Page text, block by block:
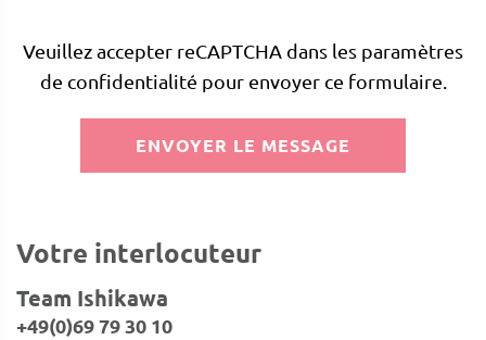
Veuillez accepter reCAPTCHA dans les paramètres
de confidentialité pour envoyer ce formulaire.
ENVOYER LE MESSAGE
Votre interlocuteur
Team Ishikawa
+49(0)69 79 30 10